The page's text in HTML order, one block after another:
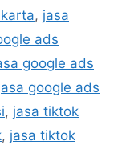
, jasa
ads
google ads
google ads
, jasa tiktok
, jasa tiktok